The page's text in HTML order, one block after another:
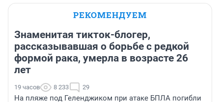
РЕКОМЕНДУЕМ
Знаменитая тикток-блогер,
рассказывавшая о борьбе с редкой
формой рака, умерла в возрасте 26
лет
19 часов 8 233 29
На пляже под Геленджиком при атаке БПЛА погибли